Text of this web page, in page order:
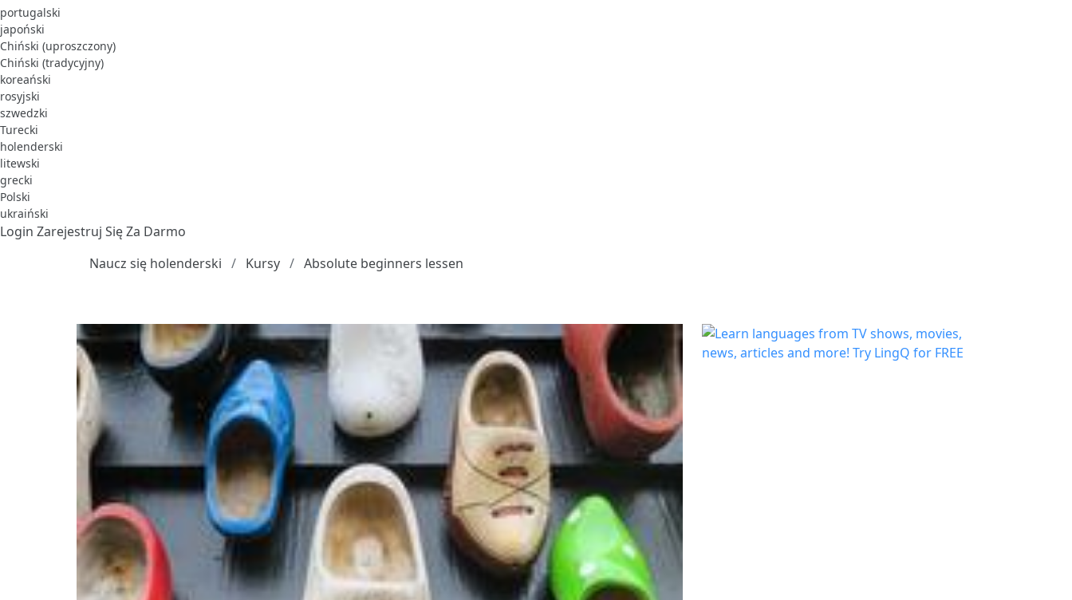
portugalski
japoński
Chiński (uproszczony)
Chiński (tradycyjny)
koreański
rosyjski
szwedzki
Turecki
holenderski
litewski
grecki
Polski
ukraiński
Login Zarejestruj Się Za Darmo
Naucz się holenderski
Kursy Absolute beginners lessen